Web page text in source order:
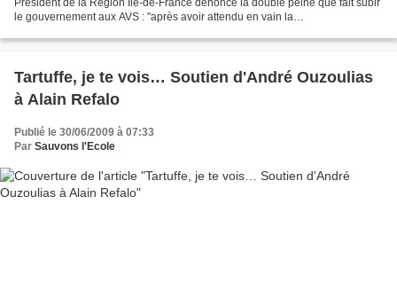
Président de la Région Ile-de-France dénonce la double peine que fait subir
le gouvernement aux AVS : "après avoir attendu en vain la
Tartuffe, je te vois… Soutien d'André Ouzoulias
à Alain Refalo
Publié le 30/06/2009 à 07:33
Par Sauvons l'Ecole